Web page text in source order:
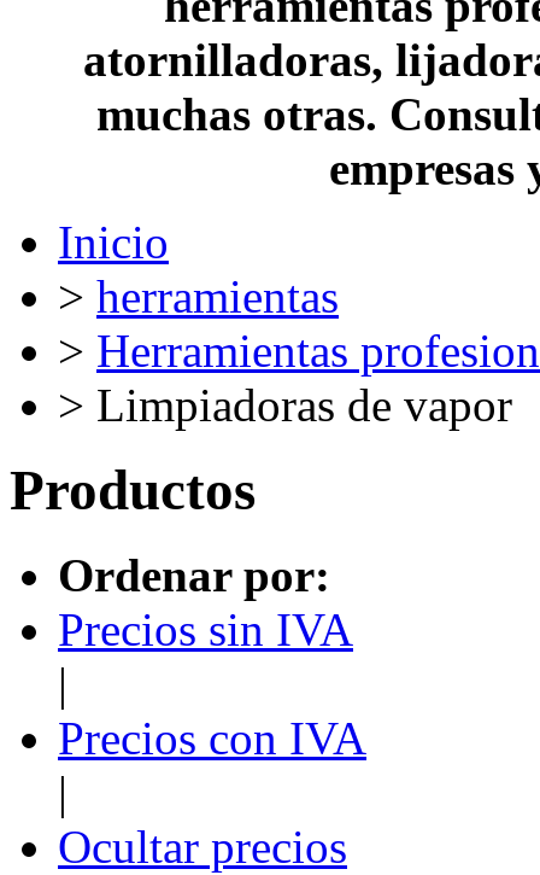
atornilladoras,
muchas otras.
empresas
Inicio
> herramientas
> Herramientas
> Limpiadoras de vapor
Productos
Ordenar por:
Precios sin IVA
|
Precios con IVA
|
Ocultar precios